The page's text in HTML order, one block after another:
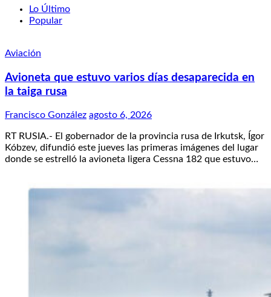
Lo Último
Popular
Aviación
Avioneta que estuvo varios días desaparecida en
la taiga rusa
Francisco González agosto 6, 2026
RT RUSIA.- El gobernador de la provincia rusa de Irkutsk, Ígor
Kóbzev, difundió este jueves las primeras imágenes del lugar
donde se estrelló la avioneta ligera Cessna 182 que estuvo…